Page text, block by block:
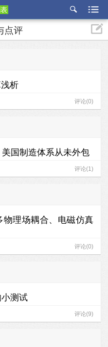
etu
p
点评
析
评论(0)
国制造体系从未外包
评论(1)
理场耦合、电磁仿真
评论(0)
测试
评论(9)